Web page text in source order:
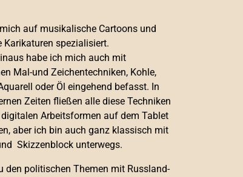
auf musikalische Cartoons und
Karikaturen spezialisiert.
habe ich mich auch mit
Mal-und Zeichentechniken, Kohle,
oder Öl eingehend befasst. In
Zeiten fließen alle diese Techniken
Arbeitsformen auf dem Tablet
aber ich bin auch ganz klassisch mit
Skizzenblock unterwegs.
den politischen Themen mit Russland-